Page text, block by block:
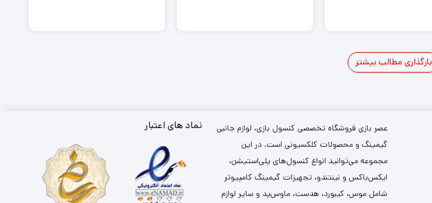
2
3
4
بارگذاری مطالب بیشتر
عصر بازی فروشگاه تخصصی کنسول بازی، لوازم جانبی
گیمینگ و محصولات کلکسیونی است. در این
مجموعه می‌توانید انواع کنسول‌های پلی‌استیشن،
ایکس‌باکس و نینتندو، تجهیزات گیمینگ کامپیوتر
شامل موس، کیبورد، هدست، ماوس‌پد و سایر لوازم
نماد های اعتبار